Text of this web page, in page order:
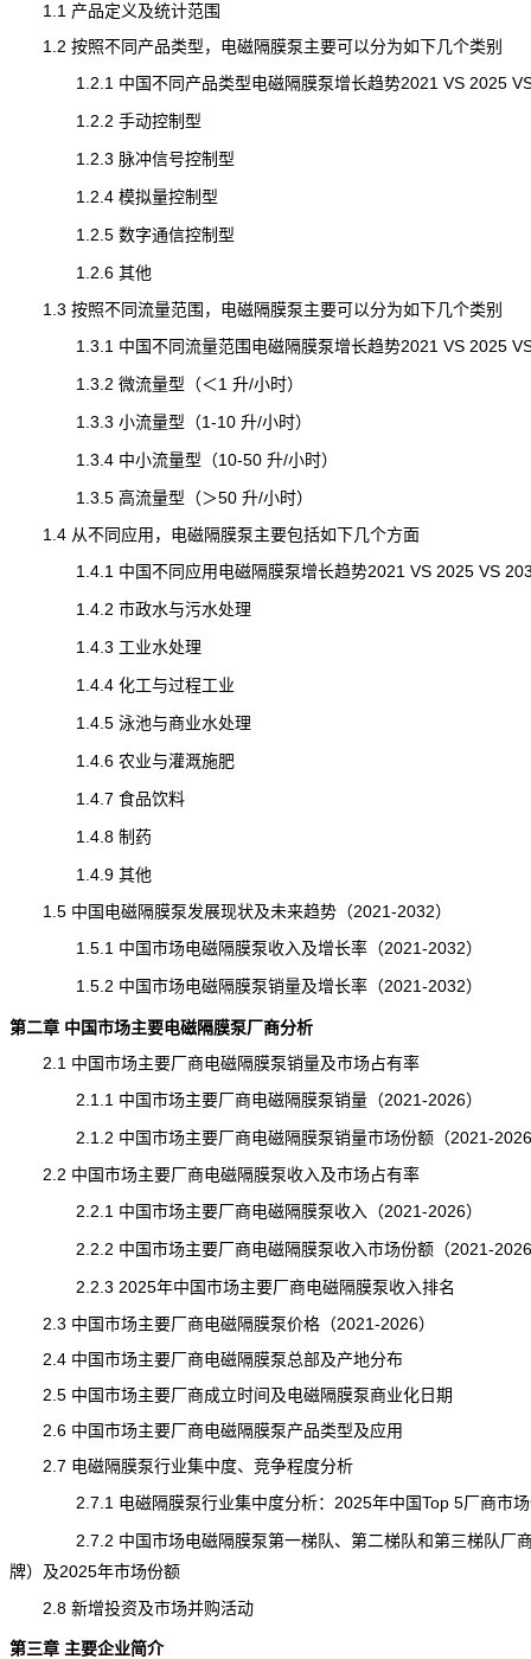
1.1 产品定义及统计范围
1.2 按照不同产品类型，电磁隔膜泵主要可以分为如下几个类别
1.2.1 中国不同产品类型电磁隔膜泵增长趋势2021 VS 2025
1.2.2 手动控制型
1.2.3 脉冲信号控制型
1.2.4 模拟量控制型
1.2.5 数字通信控制型
1.2.6 其他
1.3 按照不同流量范围，电磁隔膜泵主要可以分为如下几个类别
1.3.1 中国不同流量范围电磁隔膜泵增长趋势2021 VS 2025
1.3.2 微流量型（＜1 升/小时）
1.3.3 小流量型（1-10 升/小时）
1.3.4 中小流量型（10-50 升/小时）
1.3.5 高流量型（＞50 升/小时）
1.4 从不同应用，电磁隔膜泵主要包括如下几个方面
1.4.1 中国不同应用电磁隔膜泵增长趋势2021 VS 2025 VS
1.4.2 市政水与污水处理
1.4.3 工业水处理
1.4.4 化工与过程工业
1.4.5 泳池与商业水处理
1.4.6 农业与灌溉施肥
1.4.7 食品饮料
1.4.8 制药
1.4.9 其他
1.5 中国电磁隔膜泵发展现状及未来趋势（2021-2032）
1.5.1 中国市场电磁隔膜泵收入及增长率（2021-2032）
1.5.2 中国市场电磁隔膜泵销量及增长率（2021-2032）
第二章 中国市场主要电磁隔膜泵厂商分析
2.1 中国市场主要厂商电磁隔膜泵销量及市场占有率
2.1.1 中国市场主要厂商电磁隔膜泵销量（2021-2026）
2.1.2 中国市场主要厂商电磁隔膜泵销量市场份额（2021-
2.2 中国市场主要厂商电磁隔膜泵收入及市场占有率
2.2.1 中国市场主要厂商电磁隔膜泵收入（2021-2026）
2.2.2 中国市场主要厂商电磁隔膜泵收入市场份额（2021-
2.2.3 2025年中国市场主要厂商电磁隔膜泵收入排名
2.3 中国市场主要厂商电磁隔膜泵价格（2021-2026）
2.4 中国市场主要厂商电磁隔膜泵总部及产地分布
2.5 中国市场主要厂商成立时间及电磁隔膜泵商业化日期
2.6 中国市场主要厂商电磁隔膜泵产品类型及应用
2.7 电磁隔膜泵行业集中度、竞争程度分析
2.7.1 电磁隔膜泵行业集中度分析：2025年中国Top 5厂商市场
2.7.2 中国市场电磁隔膜泵第一梯队、第二梯队和第三梯队厂
牌）及2025年市场份额
2.8 新增投资及市场并购活动
第三章 主要企业简介